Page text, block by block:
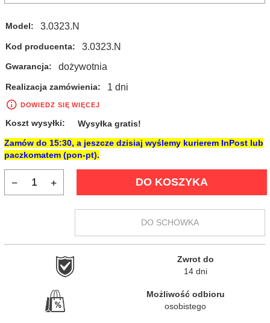
Model: 3.0323.N
Kod producenta: 3.0323.N
Gwarancja: dożywotnia
Realizacja zamówienia: 1 dni
DOWIEDZ SIĘ WIĘCEJ
Koszt wysyłki: Wysyłka gratis!
Zamów do 15:30, a jeszcze dzisiaj wyślemy kurierem InPost lub
paczkomatem (pon-pt).
DO KOSZYKA
DO SCHOWKA
Zwrot do
14 dni
Możliwość odbioru
osobistego